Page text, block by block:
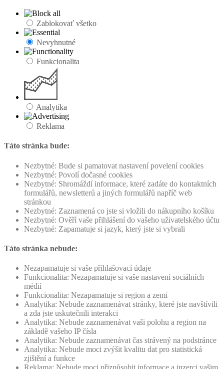
Zablokovať všetko
Nevyhnutné
Funkcionalita
Analytika
Reklama
Táto stránka bude:
Nezbytné: Bude si pamatovat nastavení povelení cookies
Nezbytné: Povolí dočasné cookies
Nezbytné: Shromáždí informace, které zadáte do kontaktních
formulářů, newsletterů a jiných formulářů napříč web
stránkou
Nezbytné: Zaznamená co jste si vložili do nákupního košíku
Nezbytné: Ověří vaše přihlášení do vašeho uživatelského účtu
Nezbytné: Zapamatuje si jazyk, který jste si vybrali
Táto stránka nebude:
Nezapamatuje si vaše přihlašovací údaje
Funkcionalita: Nezapamatuje si vaše nastavení sociálních
médií
Funkcionalita: Nezapamatuje si region a zemi
Analytika: Nebude zaznamenávat stránky, které jste navštívili
a zda jste uskutečnili interakci
Analytika: Nebude zaznamenávat vaši polohu a region na
základě vašeho IP čísla
Analytika: Nebude zaznamenávat čas strávený na podstránce
Analytika: Nebude moci zvýšit kvalitu dat pro statistická
zjištění a funkce
Reklama: Nebude moci přizpůsobit informace a inzerci vašim